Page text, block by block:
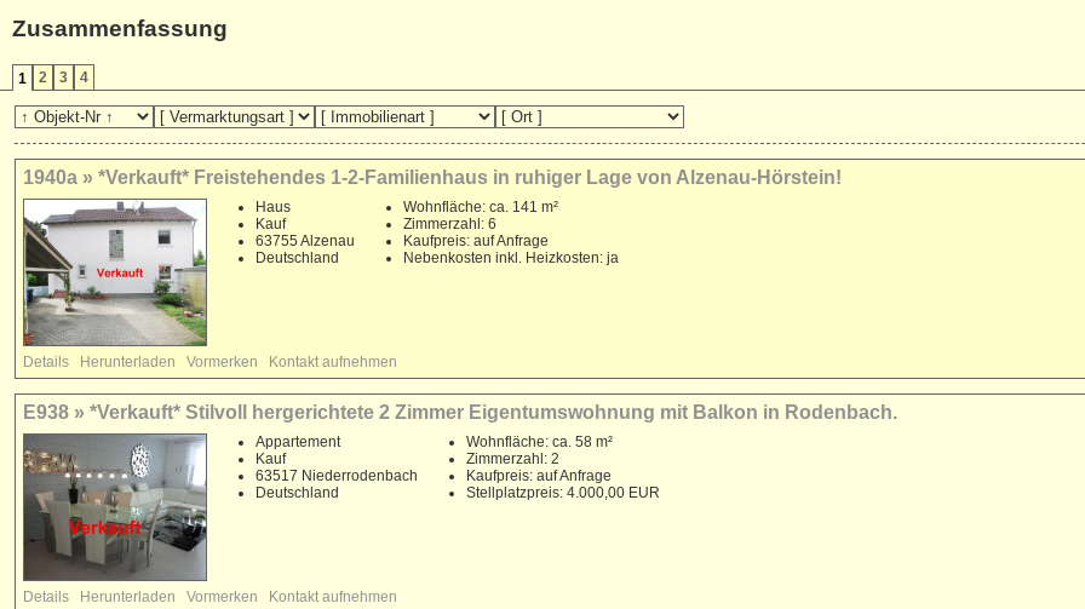
Zusammenfassung
1 2 3 4
1940a » *Verkauft* Freistehendes 1-2-Familienhaus in ruhiger Lage von Alzenau-Hörstein!
Haus
Kauf
63755 Alzenau
Deutschland
Wohnfläche: ca. 141 m²
Zimmerzahl: 6
Kaufpreis: auf Anfrage
Nebenkosten inkl. Heizkosten: ja
Details Herunterladen Vormerken Kontakt aufnehmen
E938 » *Verkauft* Stilvoll hergerichtete 2 Zimmer Eigentumswohnung mit Balkon in Rodenbach.
Appartement
Kauf
63517 Niederrodenbach
Deutschland
Wohnfläche: ca. 58 m²
Zimmerzahl: 2
Kaufpreis: auf Anfrage
Stellplatzpreis: 4.000,00 EUR
Details Herunterladen Vormerken Kontakt aufnehmen